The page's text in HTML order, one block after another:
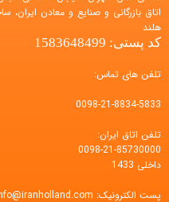
اتاق بازرگانی و صنایع و معادن ایران،
هلند
کد پستی: 1583648499
تلفن های تماس:
0098-21-8834-5833
تلفن اتاق ایران:
0098-21-85730000
داخلی 1433
پست الکترونیک: